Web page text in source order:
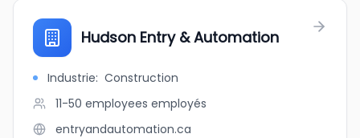
Hudson Entry & Automation
Industrie: Construction
11-50 employees employés
entryandautomation.ca